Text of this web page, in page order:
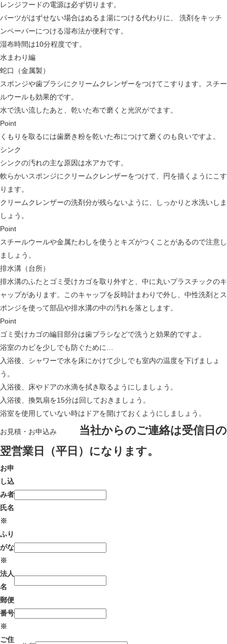
レンジフードの電源は必ず切ります。
パーツがはずせない場合はぬるま湯につける代わりに、 洗剤をキッチ
ンペーパーにつける湿布法が便利です。
湿布時間は10分程度です。
水まわり編
蛇口（金属製）
スポンジや歯ブラシにクリームクレンザーをつけてこすります。スチー
ルウールも効果的です。
水で洗い流したあと、乾いた布で磨くと光沢がでます。
Point
くもりを取るには歯磨き粉を乾いた布につけて磨くのも良いですよ。
シンク
シンクの汚れの主な原因は水アカです。
軟らかいスポンジにクリームクレンザーをつけて、円を描くようにこす
ります。
クリームクレンザーの洗剤分が残らないように、しっかりと水洗いしま
しょう。
Point
スチールウールや金属たわしを使うとキズがつくことがあるので注意し
ましょう。
排水溝（台所）
排水溝のふたとゴミ受けカゴを取り外すと、中に丸いプラスチックのキ
ャップがあります。このキャップを反時計まわりで外し、中性洗剤とス
ポンジを使って部品や排水溝の中の汚れを落とします。
Point
ゴミ受けカゴの編目部分は歯ブラシなどで洗うと効果的ですよ。
浴室のカビを少しでも防ぐために…
入浴後、シャワーで水を床にかけて少しでも室内の温度を下げましょ
う。
入浴後、床やドアの水滴を拭き取るようにしましょう。
入浴後、換気扇を15分は回しておきましょう。
浴室を使用していない時はドアを開けておくようにしましょう。
お見積・お申込み
当社からのご連絡は受信日の
翌営業日（平日）になります。
お申
し込
み者
氏名
※
ふり
がな
※
法人
名
郵便
番号
※
ご住